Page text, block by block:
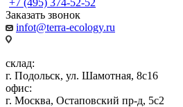
Заказать звонок
infot@terra-ecology.ru
склад:
г. Подольск, ул. Шамотная, 8с16
офис:
г. Москва, Остаповский пр-д, 5с2